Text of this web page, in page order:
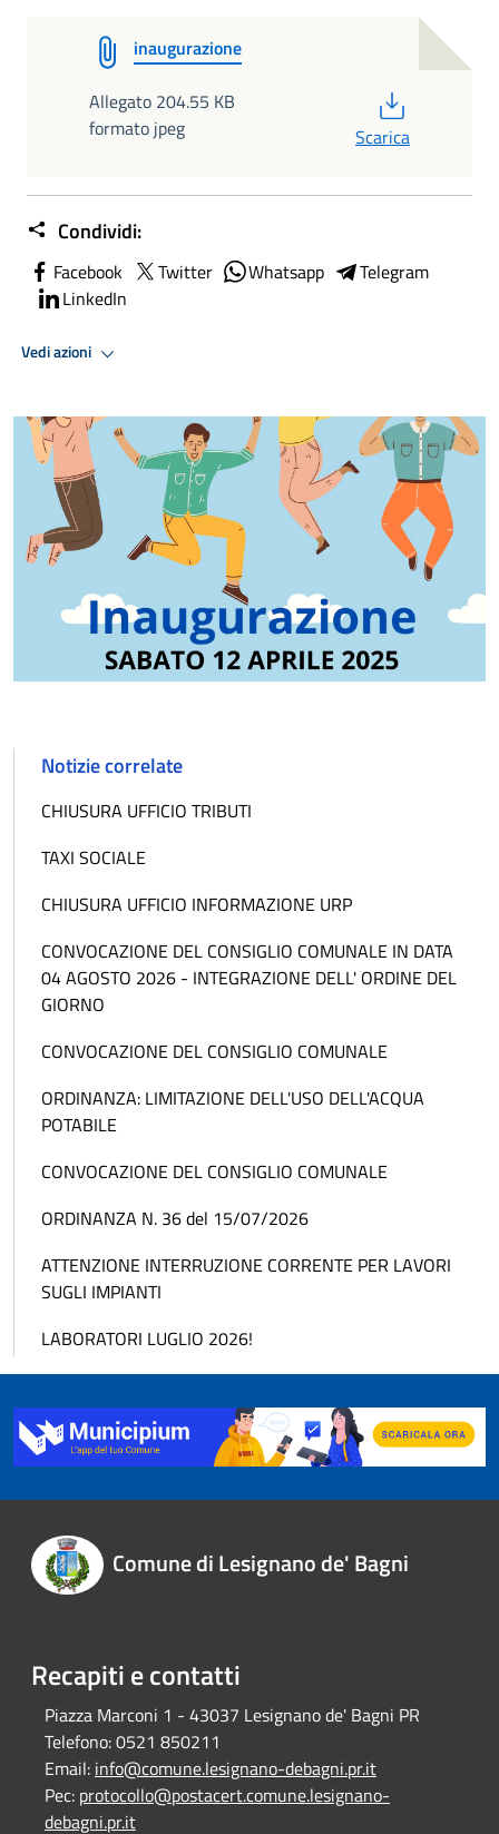
inaugurazione
Allegato 204.55 KB
formato jpeg
Scarica
Condividi:
Facebook Twitter Whatsapp
Telegram
LinkedIn
Vedi azioni
Notizie correlate
CHIUSURA UFFICIO TRIBUTI
TAXI SOCIALE
CHIUSURA UFFICIO INFORMAZIONE URP
CONVOCAZIONE DEL CONSIGLIO COMUNALE IN DATA
04 AGOSTO 2026 - INTEGRAZIONE DELL' ORDINE DEL
GIORNO
CONVOCAZIONE DEL CONSIGLIO COMUNALE
ORDINANZA: LIMITAZIONE DELL'USO DELL'ACQUA
POTABILE
CONVOCAZIONE DEL CONSIGLIO COMUNALE
ORDINANZA N. 36 del 15/07/2026
ATTENZIONE INTERRUZIONE CORRENTE PER LAVORI
SUGLI IMPIANTI
LABORATORI LUGLIO 2026!
Comune di Lesignano de' Bagni
Recapiti e contatti
Piazza Marconi 1 - 43037 Lesignano de' Bagni PR
Telefono:0521 850211
Email: info@comune.lesignano-debagni.pr.it
Pec: protocollo@postacert.comune.lesignano-
debagni.pr.it